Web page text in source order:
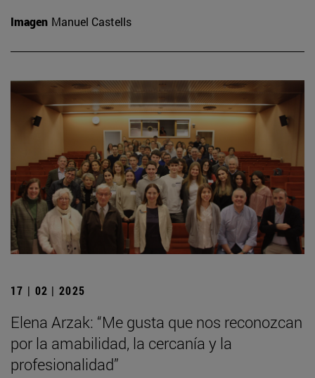
Imagen Manuel Castells
17 | 02 | 2025
Elena Arzak: “Me gusta que nos reconozcan
por la amabilidad, la cercanía y la
profesionalidad”